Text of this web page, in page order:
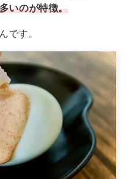
いのが特徴。
です。